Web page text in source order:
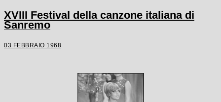
XVIII Festival della canzone italiana di
Sanremo
03 FEBBRAIO 1968